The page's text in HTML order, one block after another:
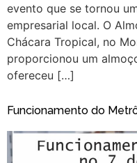
evento que se tornou
empresarial local. O
Chácara Tropical, no
proporcionou um
ofereceu […]
Funcionamento do